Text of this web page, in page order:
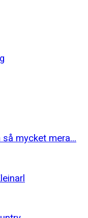
mycket mera...